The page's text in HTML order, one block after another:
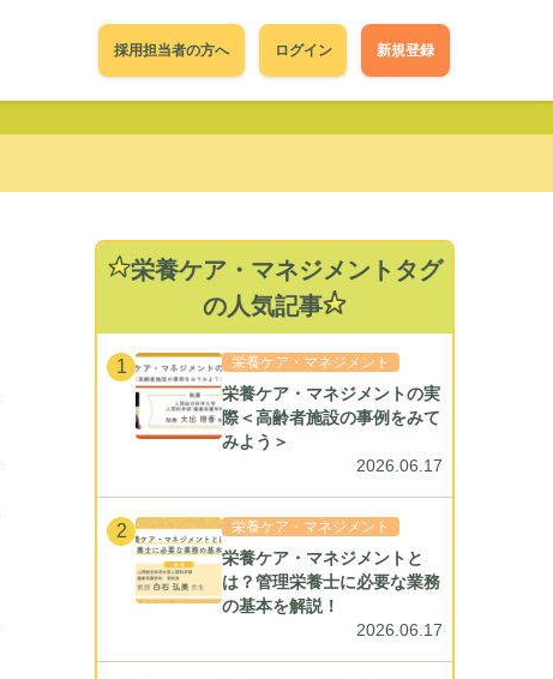
採用担当者の方へ ログイン 新規登録
栄養ケア・マネジメントタグ
の人気記事
1 栄養ケア・マネジメント
栄養ケア・マネジメントの実
際＜高齢者施設の事例をみて
みよう＞
2026.06.17
2 栄養ケア・マネジメント
栄養ケア・マネジメントと
は？管理栄養士に必要な業務
の基本を解説！
2026.06.17